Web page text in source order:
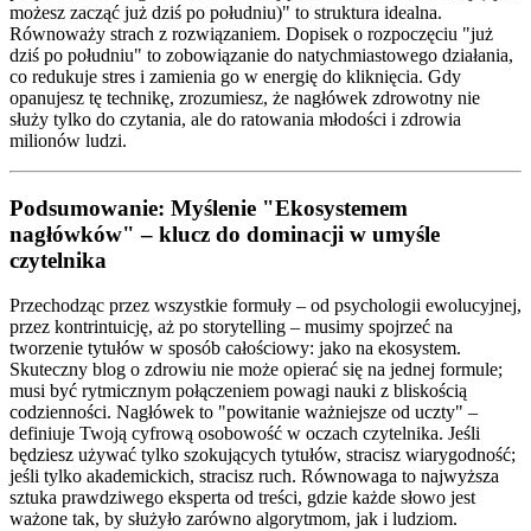
możesz zacząć już dziś po południu)" to struktura idealna.
Równoważy strach z rozwiązaniem. Dopisek o rozpoczęciu "już
dziś po południu" to zobowiązanie do natychmiastowego działania,
co redukuje stres i zamienia go w energię do kliknięcia. Gdy
opanujesz tę technikę, zrozumiesz, że nagłówek zdrowotny nie
służy tylko do czytania, ale do ratowania młodości i zdrowia
milionów ludzi.
Podsumowanie: Myślenie "Ekosystemem
nagłówków" – klucz do dominacji w umyśle
czytelnika
Przechodząc przez wszystkie formuły – od psychologii ewolucyjnej,
przez kontrintuicję, aż po storytelling – musimy spojrzeć na
tworzenie tytułów w sposób całościowy: jako na ekosystem.
Skuteczny blog o zdrowiu nie może opierać się na jednej formule;
musi być rytmicznym połączeniem powagi nauki z bliskością
codzienności. Nagłówek to "powitanie ważniejsze od uczty" –
definiuje Twoją cyfrową osobowość w oczach czytelnika. Jeśli
będziesz używać tylko szokujących tytułów, stracisz wiarygodność;
jeśli tylko akademickich, stracisz ruch. Równowaga to najwyższa
sztuka prawdziwego eksperta od treści, gdzie każde słowo jest
ważone tak, by służyło zarówno algorytmom, jak i ludziom.